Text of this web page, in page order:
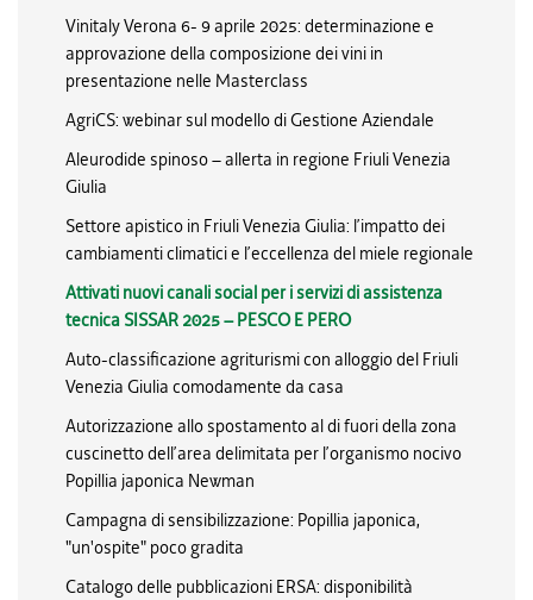
Vinitaly Verona 6- 9 aprile 2025: determinazione e
approvazione della composizione dei vini in
presentazione nelle Masterclass
AgriCS: webinar sul modello di Gestione Aziendale
Aleurodide spinoso – allerta in regione Friuli Venezia
Giulia
Settore apistico in Friuli Venezia Giulia: l’impatto dei
cambiamenti climatici e l’eccellenza del miele regionale
Attivati nuovi canali social per i servizi di assistenza
tecnica SISSAR 2025 – PESCO E PERO
Auto-classificazione agriturismi con alloggio del Friuli
Venezia Giulia comodamente da casa
Autorizzazione allo spostamento al di fuori della zona
cuscinetto dell’area delimitata per l’organismo nocivo
Popillia japonica Newman
Campagna di sensibilizzazione: Popillia japonica,
"un'ospite" poco gradita
Catalogo delle pubblicazioni ERSA: disponibilità